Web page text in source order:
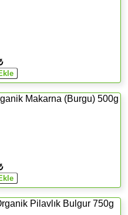
Makarna (Burgu) 500g
Pilavlık Bulgur 750g